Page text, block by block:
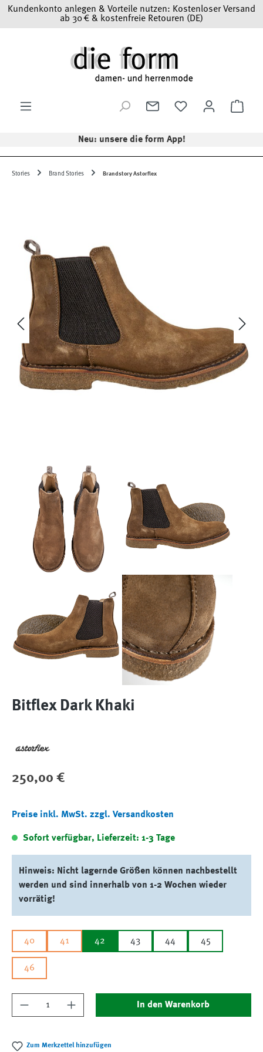
Zum Hauptinhalt springen
Kundenkonto anlegen & Vorteile nutzen: Kostenloser Versand
ab 30 € & kostenfreie Retouren (DE)
Neu: unsere die form App!
Stories Brand Stories Brandstory Astorflex
Bitflex Dark Khaki
Regulärer Preis:
250,00 €
Preise inkl. MwSt. zzgl. Versandkosten
Sofort verfügbar, Lieferzeit: 1-3 Tage
Hinweis: Nicht lagernde Größen können nachbestellt
werden und sind innerhalb von 1-2 Wochen wieder
vorrätig!
40 41 42 43 44 45
46
Produkt Anzahl: Gib den gewünschten Wert
In den Warenkorb
Zum Merkzettel hinzufügen